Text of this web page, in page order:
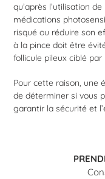
qu’après l’utilisation
médications
risqué ou réduire son
à la pince doit être
follicule pileux ciblé par
Pour cette raison, une
de déterminer si vous
garantir la sécurité et